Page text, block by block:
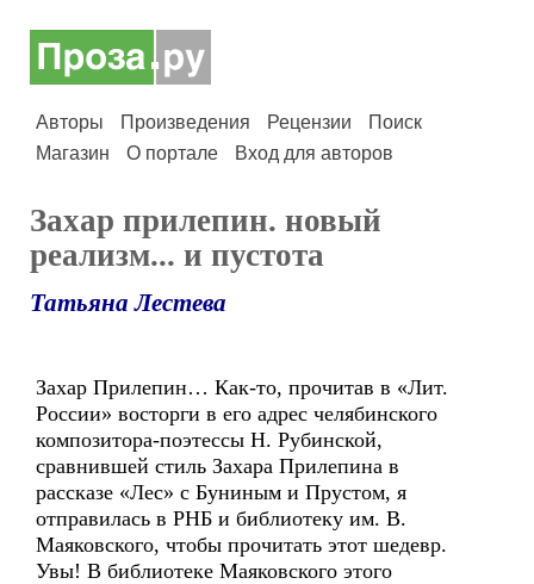
Авторы Произведения Рецензии
Поиск
Магазин
О портале Вход для авторов
Захар прилепин. новый
реализм... и пустота
Татьяна Лестева
Захар Прилепин… Как-то, прочитав в «Лит.
России» восторги в его адрес челябинского
композитора-поэтессы Н. Рубинской,
сравнившей стиль Захара Прилепина в
рассказе «Лес» с Буниным и Прустом, я
отправилась в РНБ и библиотеку им. В.
Маяковского, чтобы прочитать этот шедевр.
Увы! В библиотеке Маяковского этого